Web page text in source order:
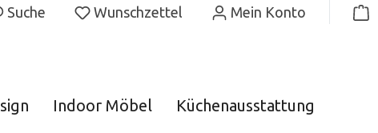
Suche Wunschzettel Mein Konto
Indoor Möbel Küchenausstattung